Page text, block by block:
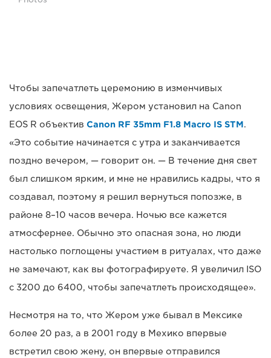
Чтобы запечатлеть церемонию в изменчивых
условиях освещения, Жером установил на Canon
EOS R объектив Canon RF 35mm F1.8 Macro IS STM.
«Это событие начинается с утра и заканчивается
поздно вечером, — говорит он. — В течение дня свет
был слишком ярким, и мне не нравились кадры, что я
создавал, поэтому я решил вернуться попозже, в
районе 8–10 часов вечера. Ночью все кажется
атмосфернее. Обычно это опасная зона, но люди
настолько поглощены участием в ритуалах, что даже
не замечают, как вы фотографируете. Я увеличил ISO
с 3200 до 6400, чтобы запечатлеть происходящее».
Несмотря на то, что Жером уже бывал в Мексике
более 20 раз, а в 2001 году в Мехико впервые
встретил свою жену, он впервые отправился